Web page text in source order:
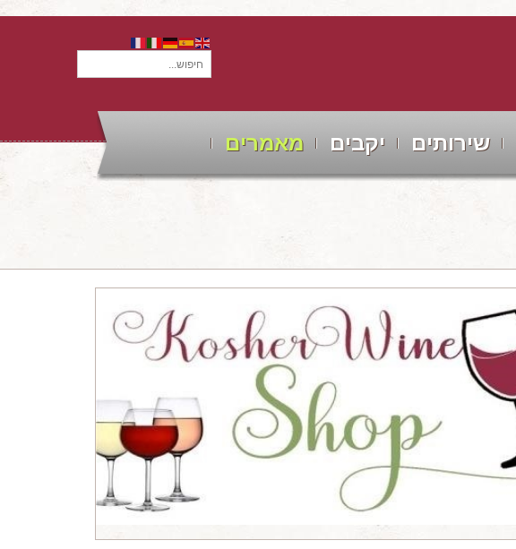
חיפוש...
שירותים יקבים
מאמרים